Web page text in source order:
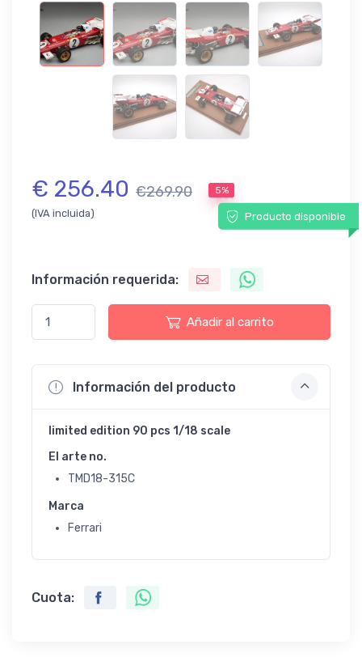
€ 256.40 €269.90 5%
(IVA incluida) Producto disponible
Información requerida:
Añadir al carrito
Información del producto
limited edition 90 pcs 1/18 scale
El arte no.
TMD18-315C
Marca
Ferrari
Cuota: